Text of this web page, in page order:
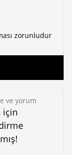
zorunludur
ve yorum
için